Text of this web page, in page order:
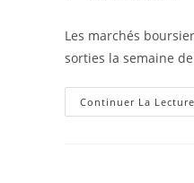
Les marchés
sorties la semaine
Continuer La Lecture